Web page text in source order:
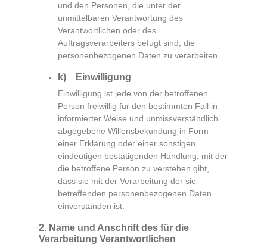
und den Personen, die unter der
unmittelbaren Verantwortung des
Verantwortlichen oder des
Auftragsverarbeiters befugt sind, die
personenbezogenen Daten zu verarbeiten.
k) Einwilligung
Einwilligung ist jede von der betroffenen
Person freiwillig für den bestimmten Fall in
informierter Weise und unmissverständlich
abgegebene Willensbekundung in Form
einer Erklärung oder einer sonstigen
eindeutigen bestätigenden Handlung, mit der
die betroffene Person zu verstehen gibt,
dass sie mit der Verarbeitung der sie
betreffenden personenbezogenen Daten
einverstanden ist.
2. Name und Anschrift des für die
Verarbeitung Verantwortlichen